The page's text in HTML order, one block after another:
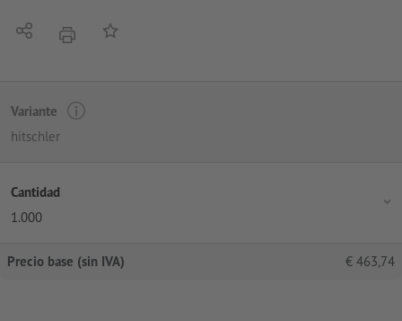
CompartirimprimirAñadir a lista de favoritos
Variante
hitschler
Cantidad
1.000
Precio base (sin IVA) € 463,74